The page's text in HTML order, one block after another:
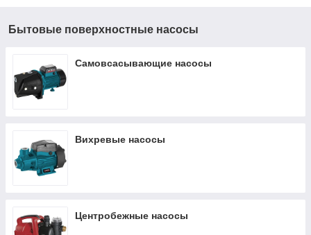
Бытовые поверхностные насосы
Самовсасывающие насосы
Вихревые насосы
Центробежные насосы